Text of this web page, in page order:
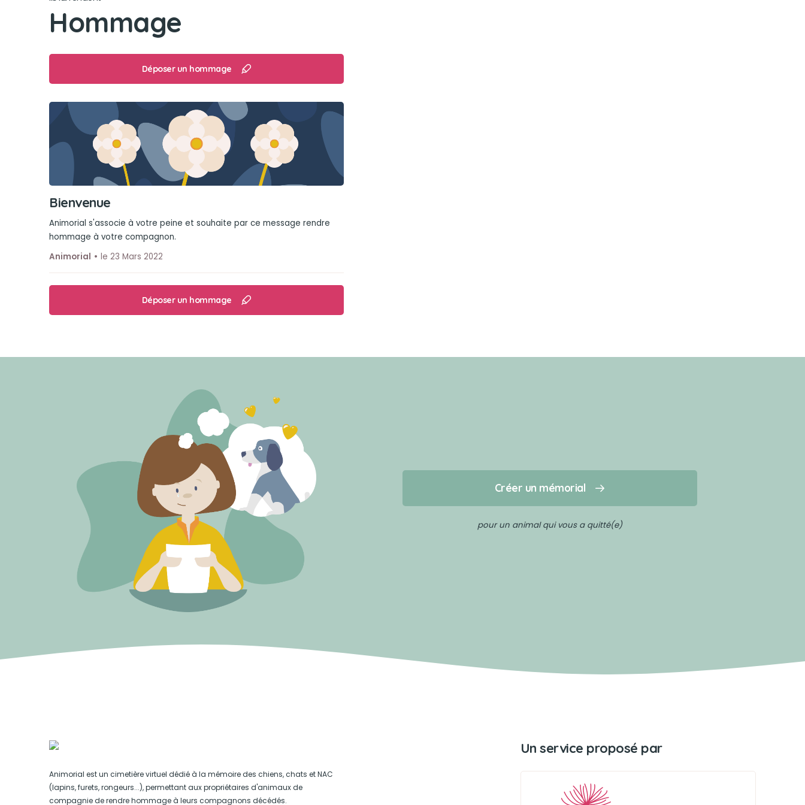
Hommage
Déposer un hommage
Bienvenue
Animorial s'associe à votre peine et souhaite par ce message rendre
hommage à votre compagnon.
Animorial
le 23 Mars 2022
Déposer un hommage
Créer un mémorial
pour un animal qui vous a quitté(e)
Animorial est un cimetière virtuel dédié à la mémoire des chiens, chats et NAC
(lapins, furets, rongeurs...), permettant aux propriétaires d'animaux de
compagnie de rendre hommage à leurs compagnons décédés.
Un service proposé par